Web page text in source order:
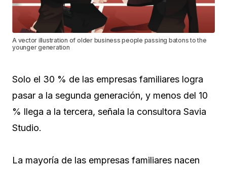
A vector illustration of older business people passing batons to the
younger generation
Solo el 30 % de las empresas familiares logra
pasar a la segunda generación, y menos del 10
% llega a la tercera, señala la consultora Savia
Studio.
La mayoría de las empresas familiares nacen